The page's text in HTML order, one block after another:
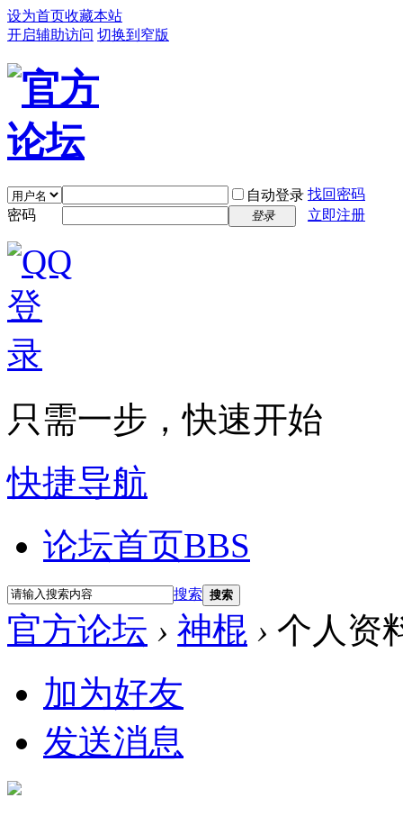
设为首页收藏本站
开启辅助访问 切换到窄版
自动登录 找回密码
密码
登录 立即注册
只需一步，快速开始
快捷导航
论坛首页BBS
搜索 搜索
官方论坛 › 神棍 › 个人资
加为好友
发送消息